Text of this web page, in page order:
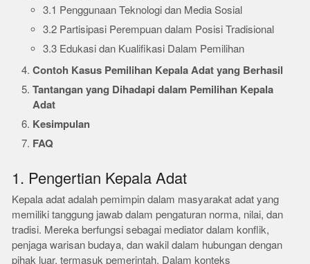
3.1 Penggunaan Teknologi dan Media Sosial
3.2 Partisipasi Perempuan dalam Posisi Tradisional
3.3 Edukasi dan Kualifikasi Dalam Pemilihan
Contoh Kasus Pemilihan Kepala Adat yang Berhasil
Tantangan yang Dihadapi dalam Pemilihan Kepala
Adat
Kesimpulan
FAQ
1. Pengertian Kepala Adat
Kepala adat adalah pemimpin dalam masyarakat adat yang
memiliki tanggung jawab dalam pengaturan norma, nilai, dan
tradisi. Mereka berfungsi sebagai mediator dalam konflik,
penjaga warisan budaya, dan wakil dalam hubungan dengan
pihak luar, termasuk pemerintah. Dalam konteks